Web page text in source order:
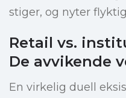
stiger, og nyter
Retail vs.
De avvikende
En virkelig duell